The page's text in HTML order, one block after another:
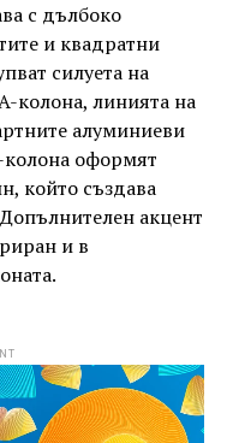
с дълбоко
и квадратни
силуета на
колона, линията на
алуминиеви
колона оформят
който създава
акцент
и в